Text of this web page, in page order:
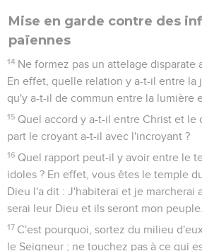
Mise en garde contre des
païennes
14 Ne formez pas un attelage disparate
En effet, quelle relation y a-t-il entre la
qu'y a-t-il de commun entre la lumière
15 Quel accord y a-t-il entre Christ et le
part le croyant a-t-il avec l'incroyant ?
16 Quel rapport peut-il y avoir entre le
idoles ? En effet, vous êtes le temple
Dieu l'a dit : J'habiterai et je marcherai
serai leur Dieu et ils seront mon peuple.
17 C'est pourquoi, sortez du milieu
le Seigneur ; ne touchez pas à ce qui